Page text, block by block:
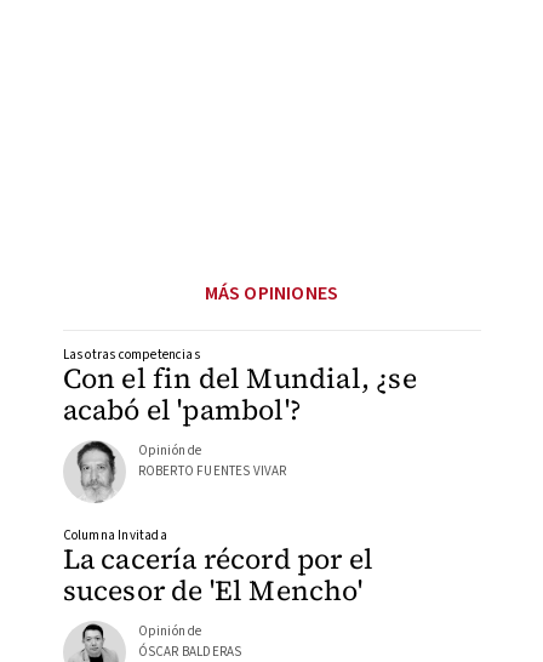
MÁS OPINIONES
Con el fin del Mundial, ¿se
acabó el 'pambol'?
Las otras competencias
Opinión de
ROBERTO FUENTES VIVAR
La cacería récord por el
sucesor de 'El Mencho'
Columna Invitada
Opinión de
ÓSCAR BALDERAS